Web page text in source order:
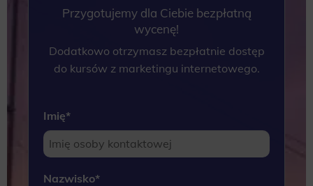
Przygotujemy dla Ciebie bezpłatną
wycenę!
Dodatkowo otrzymasz bezpłatnie dostęp
do kursów z marketingu internetowego.
Imię*
Nazwisko*